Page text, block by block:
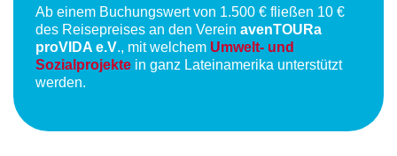
Ab einem Buchungswert von 1.500 € fließen 10 €
des Reisepreises an den Verein avenTOURa
proVIDA e.V., mit welchem Umwelt- und
Sozialprojekte in ganz Lateinamerika unterstützt
werden.